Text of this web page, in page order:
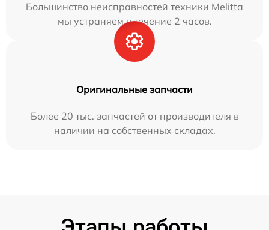
Большинство неисправностей техники Melitta
мы устраняем в течение 2 часов.
Оригинальные запчасти
Более 20 тыс. запчастей от производителя в
наличии на собственных складах.